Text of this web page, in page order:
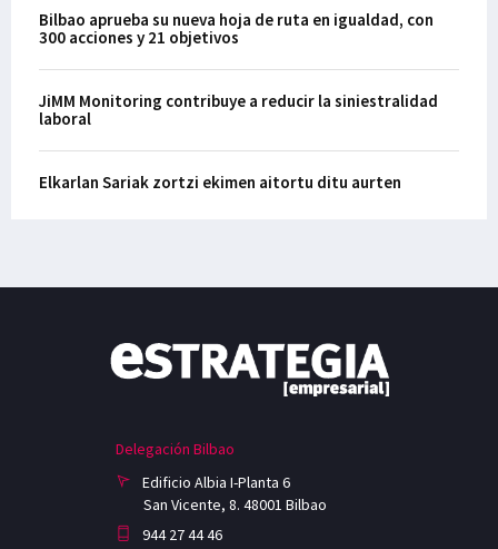
Bilbao aprueba su nueva hoja de ruta en igualdad, con
300 acciones y 21 objetivos
JiMM Monitoring contribuye a reducir la siniestralidad
laboral
Elkarlan Sariak zortzi ekimen aitortu ditu aurten
Delegación Bilbao
Edificio Albia I-Planta 6
San Vicente, 8. 48001 Bilbao
944 27 44 46